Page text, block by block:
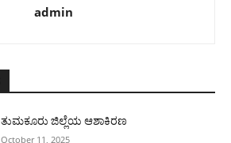
admin
ತುಮಕೂರು ಜಿಲ್ಲೆಯ ಆಶಾಕಿರಣ
October 11, 2025